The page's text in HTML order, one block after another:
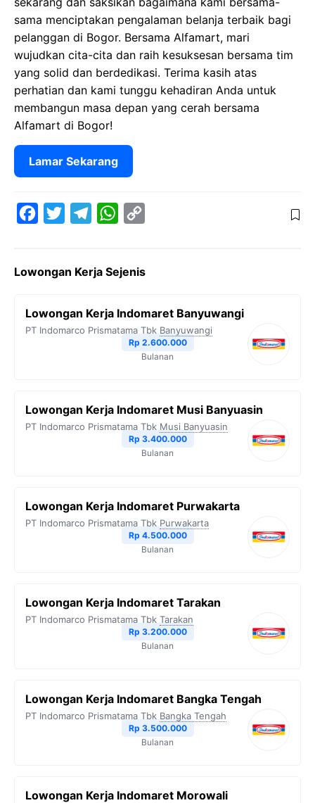
sama menciptakan pengalaman belanja terbaik bagi
pelanggan di Bogor. Bersama Alfamart, mari
wujudkan cita-cita dan raih kesuksesan bersama tim
yang solid dan berdedikasi. Terima kasih atas
perhatian dan kami tunggu kehadiran Anda untuk
membangun masa depan yang cerah bersama
Alfamart di Bogor!
Lamar Sekarang
e
o
t
e
e
r
W
t
A
y
i
n
k
Lowongan Kerja Sejenis
Lowongan Kerja Indomaret Banyuwangi
PT Indomarco Prismatama Tbk Banyuwangi
Rp 2.600.000
Bulanan
Lowongan Kerja Indomaret Musi Banyuasin
PT Indomarco Prismatama Tbk Musi Banyuasin
Rp 3.400.000
Bulanan
Lowongan Kerja Indomaret Purwakarta
PT Indomarco Prismatama Tbk Purwakarta
Rp 4.500.000
Bulanan
Lowongan Kerja Indomaret Tarakan
PT Indomarco Prismatama Tbk Tarakan
Rp 3.200.000
Bulanan
Lowongan Kerja Indomaret Bangka Tengah
PT Indomarco Prismatama Tbk Bangka Tengah
Rp 3.500.000
Bulanan
Lowongan Kerja Indomaret Morowali